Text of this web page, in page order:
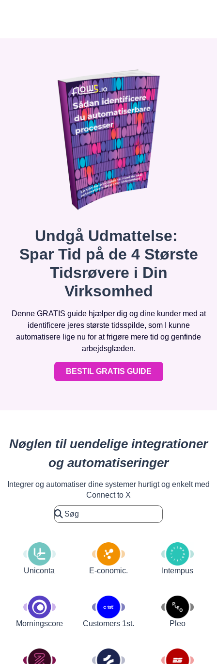
Undgå Udmattelse:
Spar Tid på de 4 Største
Tidsrøvere i Din
Virksomhed
Denne GRATIS guide hjælper dig og dine kunder med at
identificere jeres største tidsspilde, som I kunne
automatisere lige nu for at frigøre mere tid og genfinde
arbejdsglæden.
BESTIL GRATIS GUIDE
Nøglen til uendelige integrationer
og automatiseringer
Integrer og automatiser dine systemer hurtigt og enkelt med
Connect to X
Uniconta E-conomic. Intempus
Morningscore Customers 1st. Pleo